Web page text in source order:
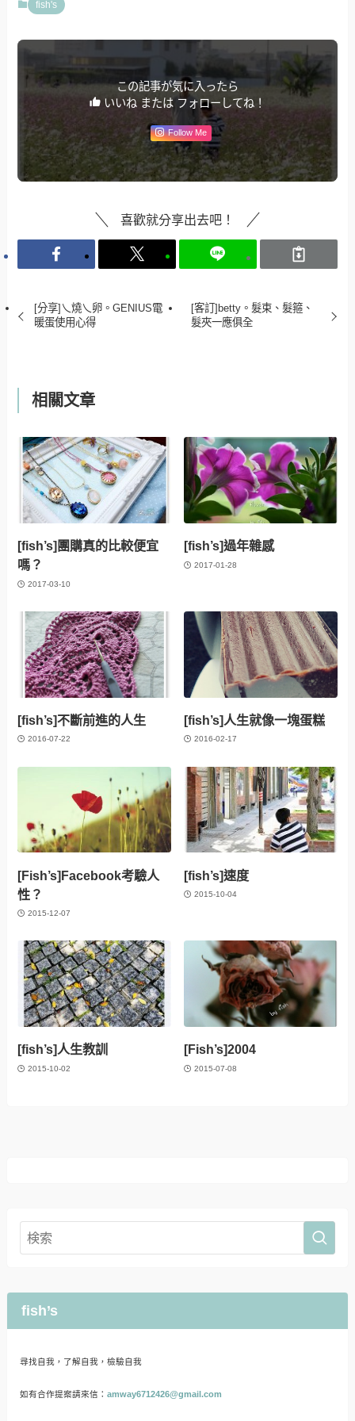
fish's
この記事が気に入ったら
いいね または フォローしてね！
Follow Me
喜歡就分享出去吧！
[分享]乀燒乀卵。GENIUS電
暖蛋使用心得
[客訂]betty。髮束、髮箍、
髮夾一應俱全
相關文章
[fish’s]團購真的比較便宜
嗎？
2017-03-10
[fish’s]過年雜感
2017-01-28
[fish’s]不斷前進的人生
2016-07-22
[fish’s]人生就像一塊蛋糕
2016-02-17
[Fish’s]Facebook考驗人
性？
2015-12-07
[fish’s]速度
2015-10-04
[fish’s]人生教訓
2015-10-02
[Fish’s]2004
2015-07-08
fish’s
尋找自我，了解自我，檢驗自我
如有合作提案請來信： amway6712426@gmail.com